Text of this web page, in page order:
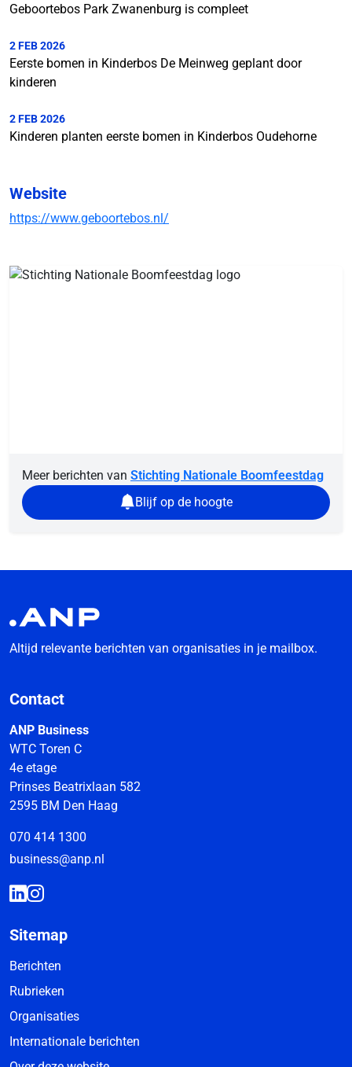
Geboortebos Park Zwanenburg is compleet
2 FEB 2026
Eerste bomen in Kinderbos De Meinweg geplant door
kinderen
2 FEB 2026
Kinderen planten eerste bomen in Kinderbos Oudehorne
Website
https://www.geboortebos.nl/
Meer berichten van Stichting Nationale Boomfeestdag
Blijf op de hoogte
Altijd relevante berichten van organisaties in je mailbox.
Contact
ANP Business
WTC Toren C
4e etage
Prinses Beatrixlaan 582
2595 BM Den Haag
070 414 1300
business@anp.nl
Sitemap
Berichten
Rubrieken
Organisaties
Internationale berichten